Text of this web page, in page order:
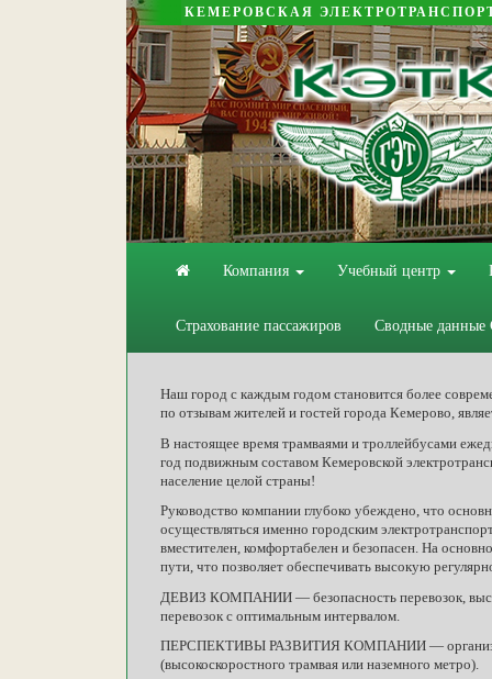
КЕМЕРОВСКАЯ
Компания Учебный центр
Страхование пассажиров Сводные
Наш город с каждым годом становится более
по отзывам жителей и гостей города Кемерово,
В настоящее время трамваями и троллейбусами
год подвижным составом Кемеровской
население целой страны!
Руководство компании глубоко убеждено, что
осуществляться именно городским
вместителен, комфортабелен и безопасен. На
пути, что позволяет обеспечивать высокую
ДЕВИЗ КОМПАНИИ — безопасность перевозок,
перевозок с оптимальным интервалом.
ПЕРСПЕКТИВЫ РАЗВИТИЯ КОМПАНИИ —
(высокоскоростного трамвая или наземного метро).